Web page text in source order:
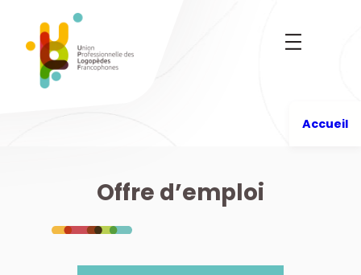
contenu
Accueil
Offre d’emploi